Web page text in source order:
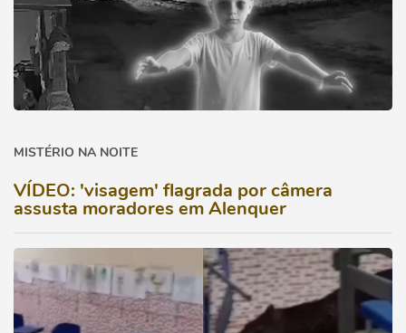
MISTÉRIO NA NOITE
VÍDEO: 'visagem' flagrada por câmera
assusta moradores em Alenquer